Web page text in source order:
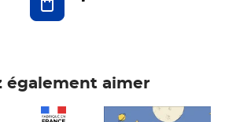
également aimer
Prix 7,50€